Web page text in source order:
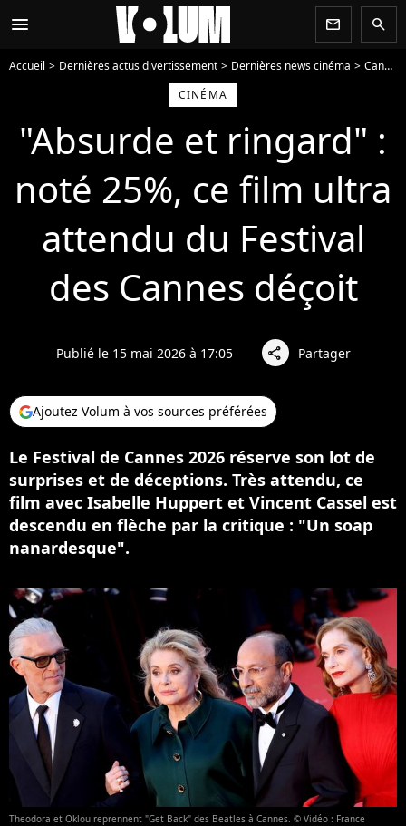
menu newsletter search
Accueil Dernières actus divertissement Dernières news cinéma
Cannes 2026
CINÉMA
"Absurde et ringard" :
noté 25%, ce film ultra
attendu du Festival
des Cannes déçoit
Publié le 15 mai 2026 à 17:05 share Partager
Ajoutez Volum à vos sources préférées
Le Festival de Cannes 2026 réserve son lot de
surprises et de déceptions. Très attendu, ce
film avec Isabelle Huppert et Vincent Cassel est
descendu en flèche par la critique : "Un soap
nanardesque".
Theodora et Oklou reprennent "Get Back" des Beatles à Cannes. © Vidéo : France